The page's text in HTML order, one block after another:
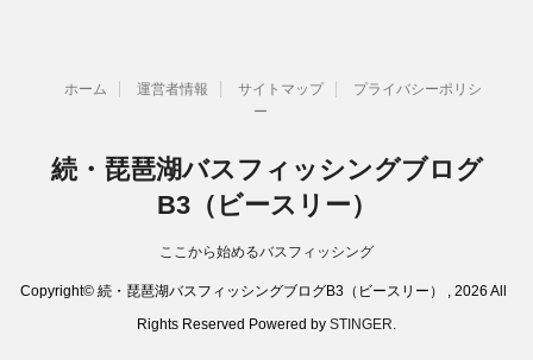
ホーム 運営者情報 サイトマップ
プライバシーポリシ
ー
続・琵琶湖バスフィッシングブログ
B3（ビースリー）
ここから始めるバスフィッシング
Copyright© 続・琵琶湖バスフィッシングブログB3（ビースリー） , 2026 All
Rights Reserved Powered by STINGER